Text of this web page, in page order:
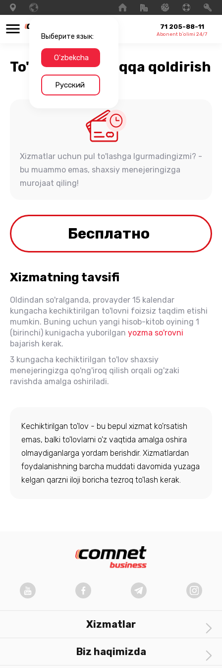
Выберите язык:
O'zbekcha
Русский
71 205-88-11
Abonent b`olimi 24/7
To'lovni keyinroqqa qoldirish
Xizmatlar uchun pul to'lashga lgurmadingizmi? -
bu muammo emas, shaxsiy menejeringizga
murojaat qiling!
Бесплатно
Xizmatning tavsifi
Oldindan so'ralganda, provayder 15 kalendar
kungacha kechiktirilgan to'lovni foizsiz taqdim etishi
mumkin. Buning uchun yangi hisob-kitob oyining 1
(birinchi) kunigacha yuborilgan yozma so'rovni
bajarish kerak.
3 kungacha kechiktirilgan to'lov shaxsiy
menejeringizga qo'ng'iroq qilish orqali og'zaki
ravishda amalga oshiriladi.
Kechiktirilgan to'lov - bu bepul xizmat ko'rsatish
emas, balki to'lovlarni o'z vaqtida amalga oshira
olmaydiganlarga yordam berishdir. Xizmatlardan
foydalanishning barcha muddati davomida yuzaga
kelgan qarzni iloji boricha tezroq to'lash kerak.
Xizmatlar
Biz haqimizda